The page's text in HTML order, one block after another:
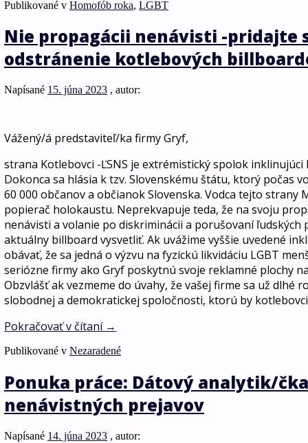
Publikované v Homofób roka, LGBT
Nie propagácii nenávisti -pridajte
odstránenie kotlebových
Napísané 15. júna 2023 , autor:
Vážený/á predstaviteľ/ka firmy Gryf,
strana Kotlebovci -ĽSNS je extrémistický spolok inklinujúci
Dokonca sa hlásia k tzv. Slovenskému štátu, ktorý počas
60 000 občanov a občianok Slovenska. Vodca tejto strany
popierač holokaustu. Neprekvapuje teda, že na svoju
nenávisti a volanie po diskriminácii a porušovaní ľudských
aktuálny billboard vysvetliť. Ak uvážime vyššie uvedené
obávať, že sa jedná o výzvu na fyzickú likvidáciu LGBT
seriózne firmy ako Gryf poskytnú svoje reklamné plochy
Obzvlášť ak vezmeme do úvahy, že vašej firme sa už dlhé
slobodnej a demokratickej spoločnosti, ktorú by
Pokračovať v čítaní →
Publikované v Nezaradené
Ponuka práce: Dátový analytik/
nenávistných prejavov
Napísané 14. júna 2023 , autor: